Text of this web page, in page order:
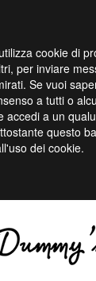
cookie di
per inviare
Se vuoi
a tutti o
accedi a un
questo
dei cookie.